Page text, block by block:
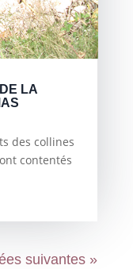
LA
des collines
contentés
suivantes »